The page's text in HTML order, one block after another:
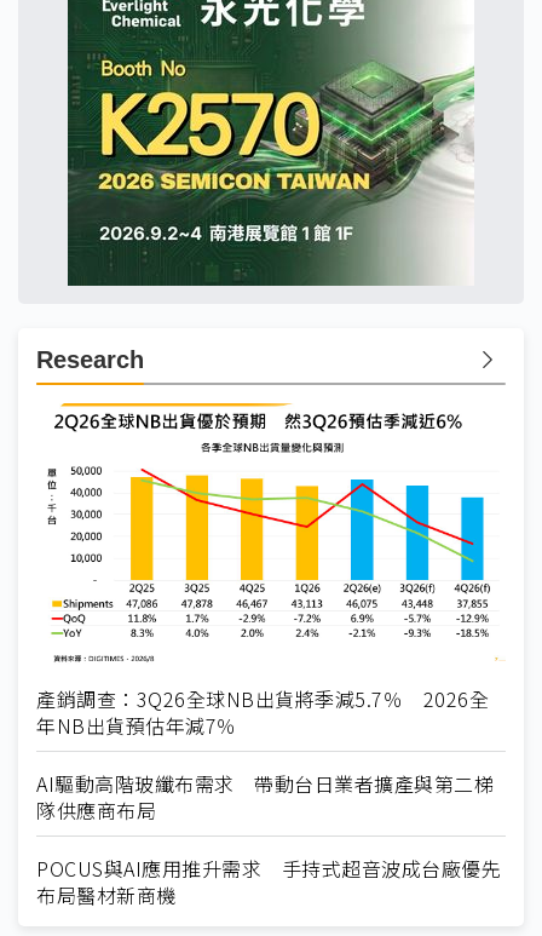
Research
產銷調查：3Q26全球NB出貨將季減5.7％ 2026全
年NB出貨預估年減7％
AI驅動高階玻纖布需求 帶動台日業者擴產與第二梯
隊供應商布局
POCUS與AI應用推升需求 手持式超音波成台廠優先
布局醫材新商機